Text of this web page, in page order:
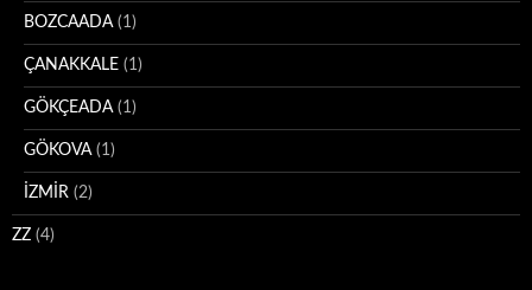
BOZCAADA(1)
ÇANAKKALE (1)
GÖKÇEADA(1)
GÖKOVA(1)
İZMİR (2)
ZZ (4)